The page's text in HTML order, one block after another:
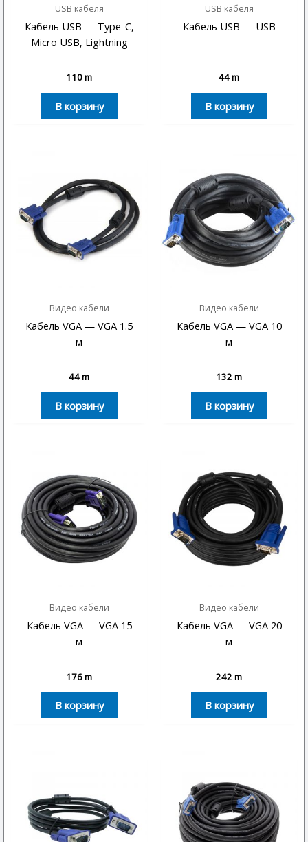
USB кабеля
Кабель USB — Type-C,
Micro USB, Lightning
110m
В корзину
USB кабеля
Кабель USB — USB
44m
В корзину
Видео кабели
Кабель VGA — VGA 1.5
м
44m
В корзину
Видео кабели
Кабель VGA — VGA 10
м
132 m
В корзину
Видео кабели
Кабель VGA — VGA 15
м
176m
В корзину
Видео кабели
Кабель VGA — VGA 20
м
242 m
В корзину